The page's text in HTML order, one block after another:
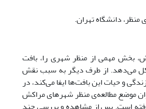
دانشگاه تهران.
بخش مهمی از منظر شهری را، بافت
می‌دهد. از طرف دیگر به سبب نقش
و حیات این بافت‌ها ایفا می‌کند، در
موضع مطالعه‌ی منظر شهرهای مراکش